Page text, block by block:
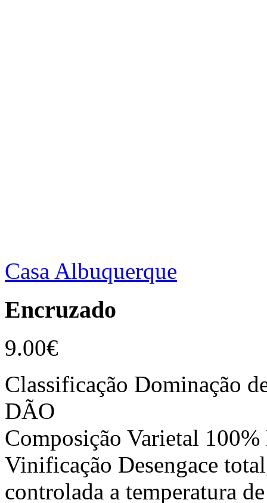
Casa Albuquerque
Encruzado
9.00€
Classificação Dominação
DÃO
Composição Varietal 100%
Vinificação Desengace
controlada a temperatura